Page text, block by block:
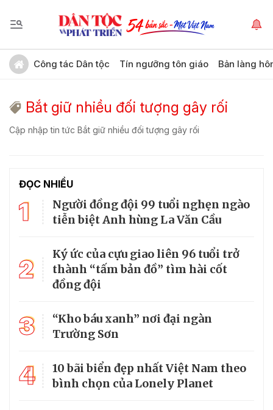
Công tác Dân tộc Tín ngưỡng tôn giáo Bản làng
Bắt giữ nhiều đối tượng gây rối
Cập nhập tin tức Bắt giữ nhiều đối tượng gây rối
ĐỌC NHIỀU
1
Người đồng đội 99 tuổi nghẹn ngào
tiễn biệt Anh hùng La Văn Cầu
2
Ký ức của cựu giao liên 96 tuổi trở
thành “tấm bản đồ” tìm hài cốt
đồng đội
3
“Kho báu xanh” nơi đại ngàn
Trường Sơn
4
10 bãi biển đẹp nhất Việt Nam theo
bình chọn của Lonely Planet